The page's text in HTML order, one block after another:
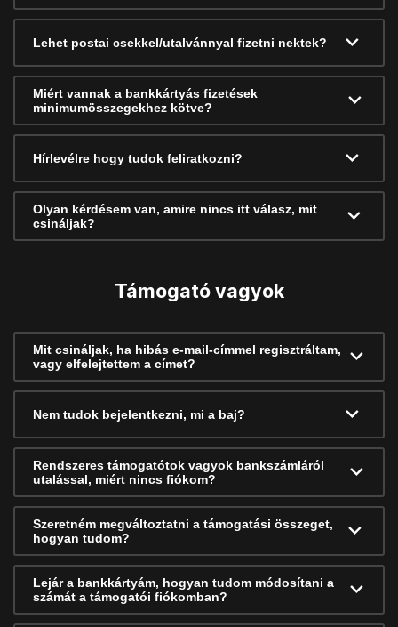
Lehet postai csekkel/utalvánnyal fizetni nektek?
Miért vannak a bankkártyás fizetések
minimumösszegekhez kötve?
Hírlevélre hogy tudok feliratkozni?
Olyan kérdésem van, amire nincs itt válasz, mit
csináljak?
Támogató vagyok
Mit csináljak, ha hibás e-mail-címmel regisztráltam,
vagy elfelejtettem a címet?
Nem tudok bejelentkezni, mi a baj?
Rendszeres támogatótok vagyok bankszámláról
utalással, miért nincs fiókom?
Szeretném megváltoztatni a támogatási összeget,
hogyan tudom?
Lejár a bankkártyám, hogyan tudom módosítani a
számát a támogatói fiókomban?